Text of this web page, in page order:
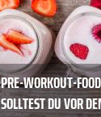
PRE-WORKOUT-
SOLLTEST DU VOR